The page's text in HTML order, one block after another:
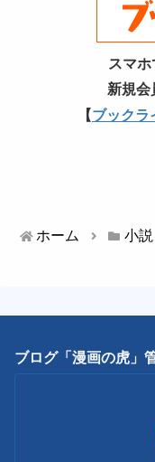
スマホ
新規会
【ブックラ
ホーム 小
ブログ「漫画の虎」